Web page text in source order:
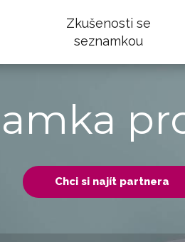
Zkušenosti se
seznamkou
Chci si najít partnera